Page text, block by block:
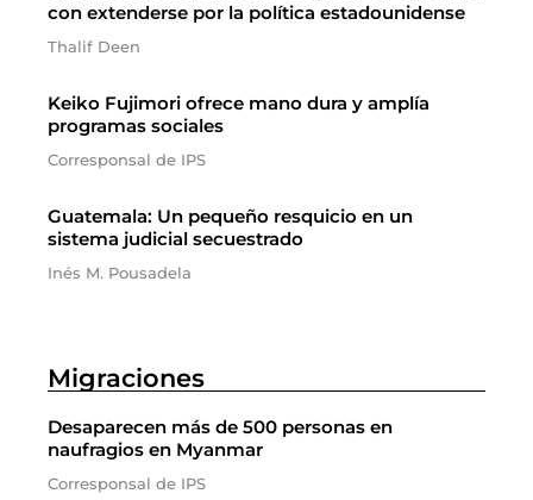
con extenderse por la política estadounidense
Thalif Deen
Keiko Fujimori ofrece mano dura y amplía
programas sociales
Corresponsal de IPS
Guatemala: Un pequeño resquicio en un
sistema judicial secuestrado
Inés M. Pousadela
Migraciones
Desaparecen más de 500 personas en
naufragios en Myanmar
Corresponsal de IPS